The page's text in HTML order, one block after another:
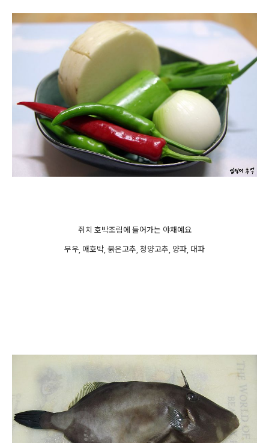
쥐치 호박조림에 들어가는 야채예요
무우, 애호박, 붉은고추, 청양고추, 양파, 대파